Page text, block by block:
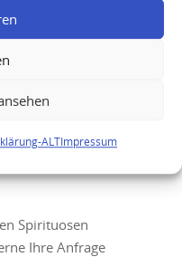
ALTImpressum
Spirituosen
Ihre Anfrage